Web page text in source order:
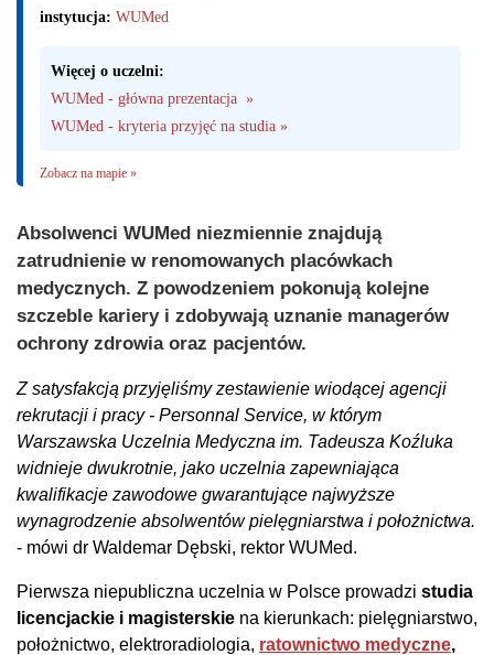
instytucja: WUMed
Więcej o uczelni:
WUMed - główna prezentacja  »
WUMed - kryteria przyjęć na studia »
Zobacz na mapie »
Absolwenci WUMed niezmiennie znajdują
zatrudnienie w renomowanych placówkach
medycznych. Z powodzeniem pokonują kolejne
szczeble kariery i zdobywają uznanie managerów
ochrony zdrowia oraz pacjentów.
Z satysfakcją przyjęliśmy zestawienie wiodącej agencji
rekrutacji i pracy - Personnal Service, w którym
Warszawska Uczelnia Medyczna im. Tadeusza Koźluka
widnieje dwukrotnie, jako uczelnia zapewniająca
kwalifikacje zawodowe gwarantujące najwyższe
wynagrodzenie absolwentów pielęgniarstwa i położnictwa.
- mówi dr Waldemar Dębski, rektor WUMed.
Pierwsza niepubliczna uczelnia w Polsce prowadzi studia
licencjackie i magisterskie na kierunkach: pielęgniarstwo,
położnictwo, elektroradiologia, ratownictwo medyczne,